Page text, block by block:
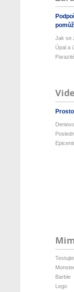
Jak se
Úpal a
Barbie
Lego